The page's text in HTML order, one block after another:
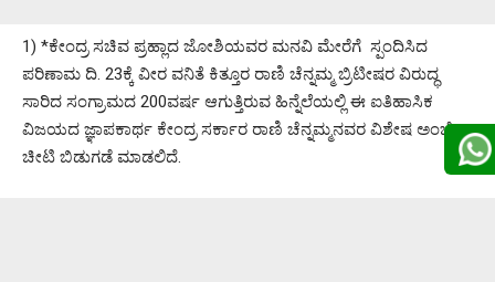
1) *ಕೇಂದ್ರ ಸಚಿವ ಪ್ರಹ್ಲಾದ ಜೋಶಿಯವರ ಮನವಿ ಮೇರೆಗೆ ಸ್ಪಂದಿಸಿದ
ಪರಿಣಾಮ ದಿ. 23ಕ್ಕೆ ವೀರ ವನಿತೆ ಕಿತ್ತೂರ ರಾಣಿ ಚೆನ್ನಮ್ಮ ಬ್ರಿಟೀಷರ ವಿರುದ್ಧ
ಸಾರಿದ ಸಂಗ್ರಾಮದ 200ವರ್ಷ ಆಗುತ್ತಿರುವ ಹಿನ್ನೆಲೆಯಲ್ಲಿ ಈ ಐತಿಹಾಸಿಕ
ವಿಜಯದ ಜ್ಞಾಪಕಾರ್ಥ ಕೇಂದ್ರ ಸರ್ಕಾರ ರಾಣಿ ಚೆನ್ನಮ್ಮನವರ ವಿಶೇಷ ಅಂಚೆ
ಚೀಟಿ ಬಿಡುಗಡೆ ಮಾಡಲಿದೆ.